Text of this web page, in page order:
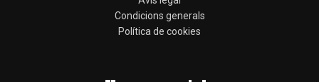
Condicions generals
Política de cookies